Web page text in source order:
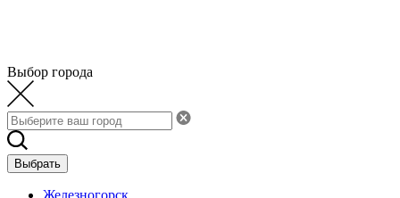
Выбор города
Выбрать
Железногорск